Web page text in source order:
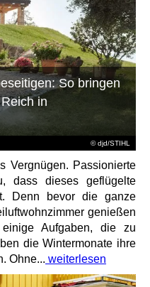
© djd/STIHL
So bringen
in
Vergnügen. Passionierte
dass dieses geflügelte
Denn bevor die ganze
genießen
Aufgaben, die zu
die Wintermonate ihre
Ohne... weiterlesen